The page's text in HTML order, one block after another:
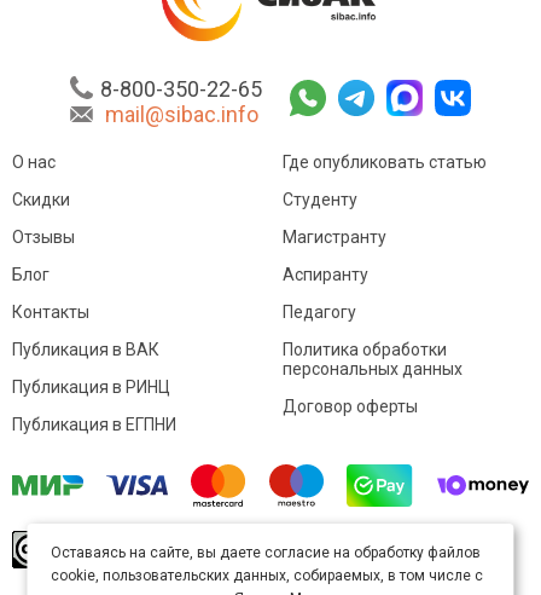
8-800-350-22-65
mail@sibac.info
О нас
Скидки
Отзывы
Блог
Контакты
Где опубликовать статью
Студенту
Магистранту
Аспиранту
Педагогу
Публикация в ВАК
Публикация в РИНЦ
Публикация в ЕГПНИ
Политика обработки
персональных данных
Договор оферты
произведение доступно полицензии Creative
Commons «Attribution» («Атрибуция») 4.0
Оставаясь на сайте, вы даете согласие на обработку файлов
cookie, пользовательских данных, собираемых, в том числе с